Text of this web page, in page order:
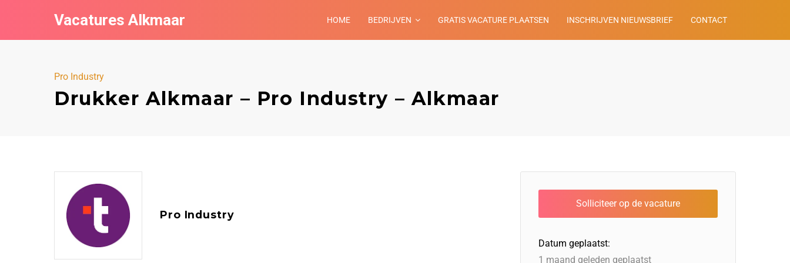
Vacatures Alkmaar HOME BEDRIJVEN GRATIS VACATURE PLAATSEN INSCHRIJVEN NIEUWSBRIEF CONTACT
Pro Industry
Drukker Alkmaar – Pro Industry – Alkmaar
Pro Industry
Datum geplaatst:
1 maand geleden geplaatst